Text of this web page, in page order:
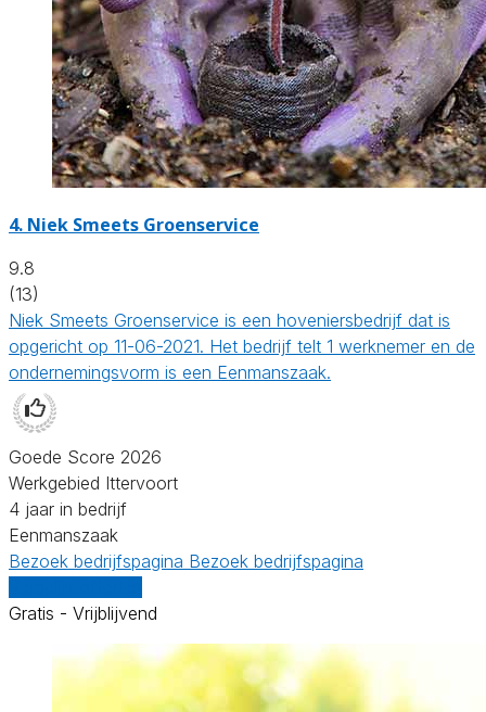
4. Niek Smeets Groenservice
9.8
(13)
Niek Smeets Groenservice is een hoveniersbedrijf dat is
opgericht op 11-06-2021. Het bedrijf telt 1 werknemer en de
ondernemingsvorm is een Eenmanszaak.
Goede Score 2026
Werkgebied Ittervoort
4 jaar in bedrijf
Eenmanszaak
Bezoek bedrijfspagina Bezoek bedrijfspagina
Gratis - Vrijblijvend